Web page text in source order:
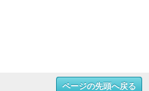
ページの先頭へ戻る